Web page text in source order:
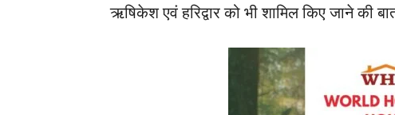
ऋषिकेश एवं हरिद्वार को भी शामिल किए जाने की